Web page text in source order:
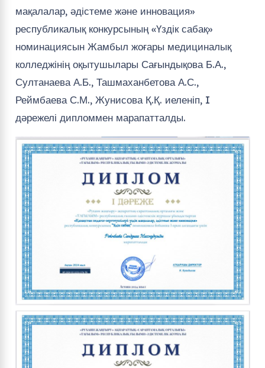
мақалалар, әдістеме және инновация»
республикалық конкурсының «Үздік сабақ»
номинациясын Жамбыл жоғары медициналық
колледжінің оқытушылары Сағындықова Б.А.,
Султанаева А.Б., Ташмаханбетова А.С.,
Реймбаева С.М., Жунисова Қ.Қ. иеленіп, I
дәрежелі дипломмен марапатталды.